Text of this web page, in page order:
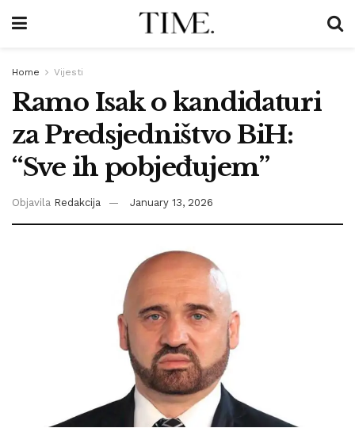
Home Vijesti
Ramo Isak o kandidaturi
za Predsjedništvo BiH:
“Sve ih pobjeđujem”
Objavila Redakcija January 13, 2026